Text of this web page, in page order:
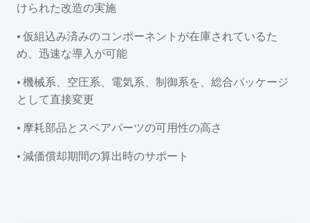
けられた改造の実施
• 仮組込み済みのコンポーネントが在庫されているた
め、迅速な導入が可能
• 機械系、空圧系、電気系、制御系を、総合パッケージ
として直接変更
• 摩耗部品とスペアパーツの可用性の高さ
• 減価償却期間の算出時のサポート